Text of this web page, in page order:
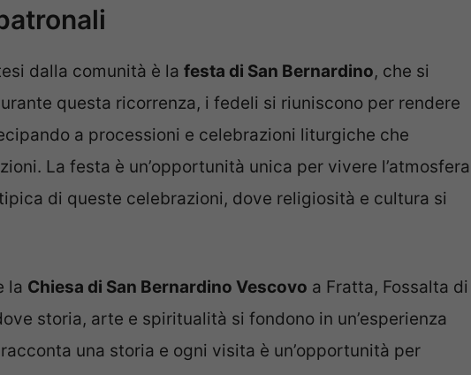
dalla comunità è la festa di San Bernardino, che si
questa ricorrenza, i fedeli si riuniscono per rendere
a processioni e celebrazioni liturgiche che
La festa è un’opportunità unica per vivere l’atmosfera
di queste celebrazioni, dove religiosità e cultura si
la Chiesa di San Bernardino Vescovo a Fratta, Fossalta di
storia, arte e spiritualità si fondono in un’esperienza
una storia e ogni visita è un’opportunità per